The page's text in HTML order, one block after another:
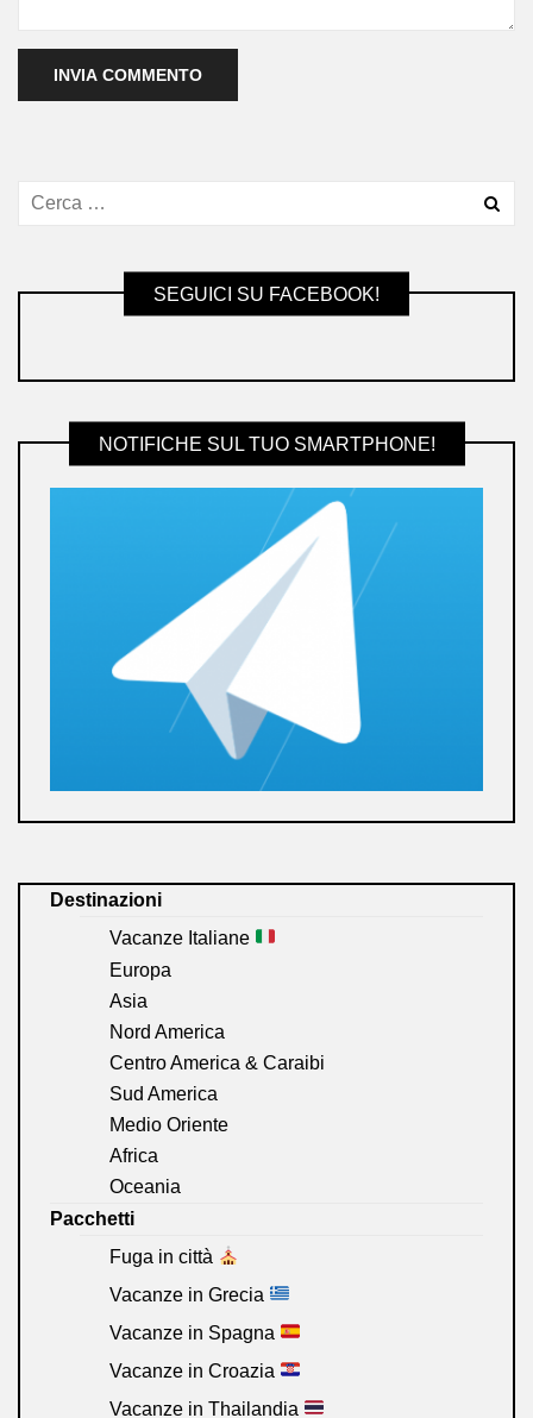
SEGUICI SU FACEBOOK!
NOTIFICHE SUL TUO SMARTPHONE!
Destinazioni
Vacanze Italiane
Europa
Asia
Nord America
Centro America & Caraibi
Sud America
Medio Oriente
Africa
Oceania
Pacchetti
Fuga in città
Vacanze in Grecia
Vacanze in Spagna
Vacanze in Croazia
Vacanze in Thailandia